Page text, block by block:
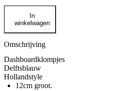
Dashboard
klompjes
Delftsblauw
Hollandstyle
aantal
In
winkelwagen
Omschrijving
Dashboardklompjes
Delftsblauw
Hollandstyle
12cm groot.